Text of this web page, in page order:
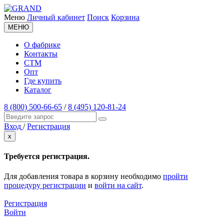
Меню Личный кабинет Поиск Корзина
МЕНЮ
О фабрике
Контакты
СТМ
Опт
Где купить
Каталог
8 (800) 500-66-65 /8 (495) 120-81-24
Вход / Регистрация
x
Требуется регистрация.
Для добавления товара в корзину необходимо пройти
процедуру регистрации и войти на сайт.
Регистрация
Войти